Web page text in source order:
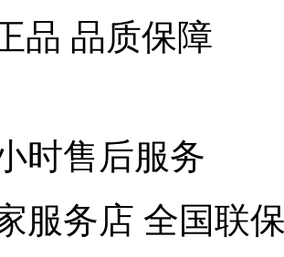
品 品质保障
时售后服务
服务店 全国联